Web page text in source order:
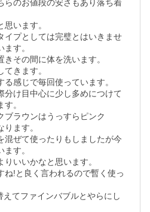
らのお値段の安さもあり落ち着
います。
イプとしては完璧とはいきませ
す。
その間に体を洗います。
きます。
感じで毎回使っています。
分け目中心に少し多めにつけて
。
ブラウンはうっすらピンク
ます。
混ぜて使ったりもしましたが今
す。
いいかなと思います。
ね!と良く言われるので暫く使っ
てファインバブルとやらにし